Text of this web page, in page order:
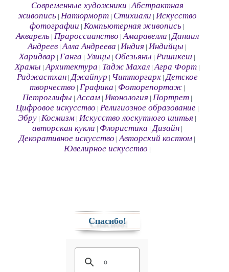
Современные художники |Абстрактная
живопись| Натюрморт| Стихиали Искусство
фотографии |Компьютерная живопись
Акварель| Прароссианство |Амаравелла |Даниил
Андреев |Алла Андреева |Индия |Индийцы
Харидвар |Ганга Улицы |Обезьяны |Ришикеш
Храмы |Архитектура Тадж Махал|Агра Форт|
Раджастхан|Джайпур Читторгарх|Детское
творчество Графика Фоторепортаж|
Петроглифы |Ассам| Иконология Портрет|
Цифровое искусство Религиозное образование|
Эбру |Космизм |Искусство лоскутного шитья
авторская кукла Флористика |Дизайн|
Декоративное искусство |Авторский костюм
Ювелирное искусство
Спасибо!